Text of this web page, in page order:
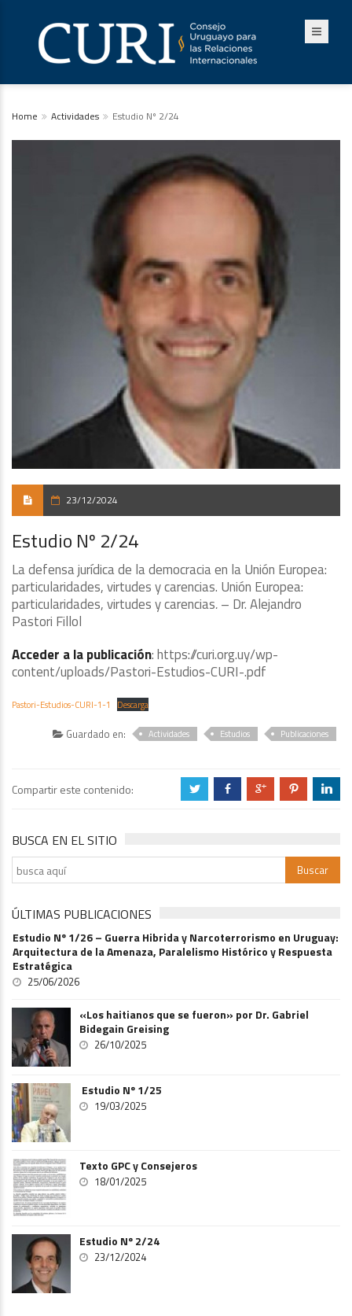
Home Actividades Estudio Nº 2/24
23/12/2024
Estudio Nº 2/24
La defensa jurídica de la democracia en la Unión Europea:
particularidades, virtudes y carencias. Unión Europea:
particularidades, virtudes y carencias.– Dr. Alejandro
Pastori Fillol
Acceder a la publicación: https://curi.org.uy/wp-
content/uploads/Pastori-Estudios-CURI-.pdf
Pastori-Estudios-CURI-1-1 Descarga
Guardado en: Actividades Estudios Publicaciones
Compartir este contenido: a b c d j
BUSCA EN EL SITIO
ÚLTIMAS PUBLICACIONES
Estudio Nº 1/26 – Guerra Hibrida y Narcoterrorismo en Uruguay:
Arquitectura de la Amenaza, Paralelismo Histórico y Respuesta
Estratégica
25/06/2026
«Los haitianos que se fueron» por Dr. Gabriel
Bidegain Greising
26/10/2025
Estudio Nº 1/25
19/03/2025
Texto GPC y Consejeros
18/01/2025
Estudio Nº 2/24
23/12/2024